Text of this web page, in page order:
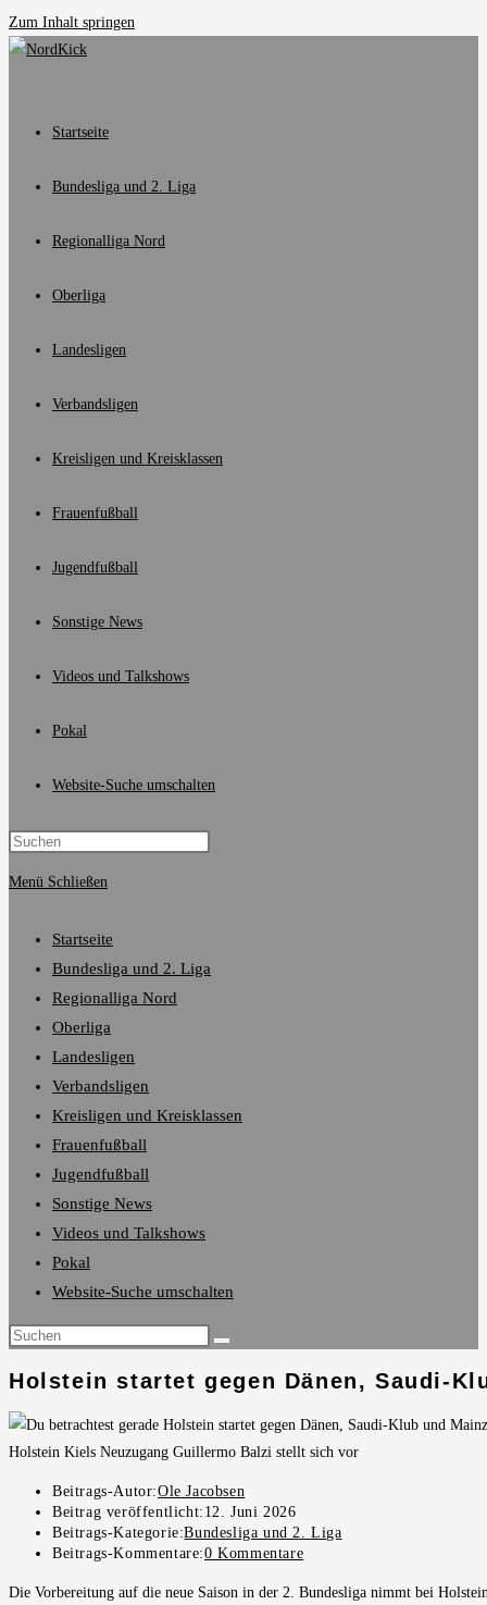
Zum Inhalt springen
Startseite
Bundesliga und 2. Liga
Regionalliga Nord
Oberliga
Landesligen
Verbandsligen
Kreisligen und Kreisklassen
Frauenfußball
Jugendfußball
Sonstige News
Videos und Talkshows
Pokal
Website-Suche umschalten
Menü Schließen
Startseite
Bundesliga und 2. Liga
Regionalliga Nord
Oberliga
Landesligen
Verbandsligen
Kreisligen und Kreisklassen
Frauenfußball
Jugendfußball
Sonstige News
Videos und Talkshows
Pokal
Website-Suche umschalten
Holstein startet gegen Dänen, Saudi-
Holstein Kiels Neuzugang Guillermo Balzi stellt sich vor
Beitrags-Autor:Ole Jacobsen
Beitrag veröffentlicht: 12. Juni 2026
Beitrags-Kategorie:Bundesliga und 2. Liga
Beitrags-Kommentare:0 Kommentare
Die Vorbereitung auf die neue Saison in der 2. Bundesliga nimmt bei